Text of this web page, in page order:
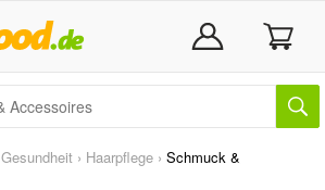
› Haarpflege › Schmuck &